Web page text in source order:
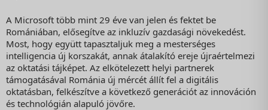
A Microsoft több mint 29 éve van jelen és fektet be
Romániában, elősegítve az inkluzív gazdasági növekedést.
Most, hogy együtt tapasztaljuk meg a mesterséges
intelligencia új korszakát, annak átalakító ereje újraértelmezi
az oktatási tájképet. Az elkötelezett helyi partnerek
támogatásával Románia új mércét állít fel a digitális
oktatásban, felkészítve a következő generációt az innováción
és technológián alapuló jövőre.